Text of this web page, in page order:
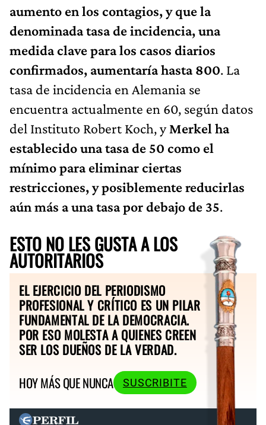
aumento en los contagios, y que la
denominada tasa de incidencia, una
medida clave para los casos diarios
confirmados, aumentaría hasta 800. La
tasa de incidencia en Alemania se
encuentra actualmente en 60, según datos
del Instituto Robert Koch, yMerkel ha
establecido una tasa de 50 como el
mínimo para eliminar ciertas
restricciones, y posiblemente reducirlas
aún más a una tasa por debajo de 35.
ESTO NO LES GUSTA A LOS
AUTORITARIOS
EL EJERCICIO DEL PERIODISMO
PROFESIONAL Y CRÍTICO ES UN PILAR
FUNDAMENTAL DE LA DEMOCRACIA.
POR ESO MOLESTA A QUIENES CREEN
SER LOS DUEÑOS DE LA VERDAD.
HOY MÁS QUE NUNCA
SUSCRIBITE